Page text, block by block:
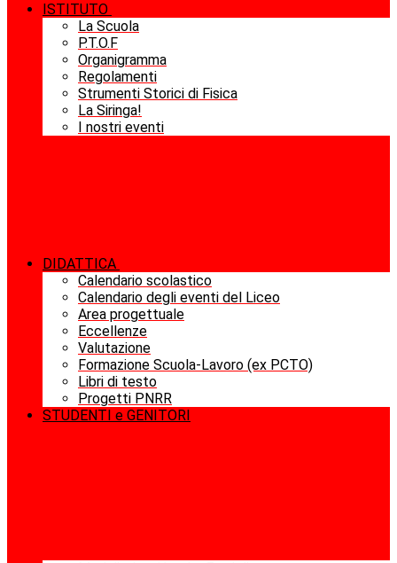
ISTITUTO
La Scuola
P.T.O.F
Organigramma
Regolamenti
Strumenti Storici di Fisica
La Siringa!
I nostri eventi
DIDATTICA
Calendario scolastico
Calendario degli eventi del Liceo
Area progettuale
Eccellenze
Valutazione
Formazione Scuola-Lavoro (ex PCTO)
Libri di testo
Progetti PNRR
STUDENTI e GENITORI